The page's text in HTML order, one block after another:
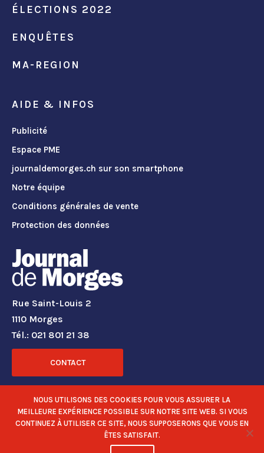
ÉLECTIONS 2022
ENQUÊTES
MA-REGION
AIDE & INFOS
Publicité
Espace PME
journaldemorges.ch sur son smartphone
Notre équipe
Conditions générales de vente
Protection des données
Rue Saint-Louis 2
1110 Morges
Tél.: 021 801 21 38
CONTACT
RÉSEAUX SOCIAUX
NOUS UTILISONS DES COOKIES POUR VOUS ASSURER LA
MEILLEURE EXPÉRIENCE POSSIBLE SUR NOTRE SITE WEB. SI VOUS
CONTINUEZ À UTILISER CE SITE, NOUS SUPPOSERONS QUE VOUS EN
ÊTES SATISFAIT.